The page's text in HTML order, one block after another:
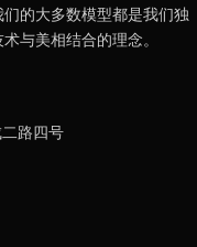
的大多数模型都是我们独
与美相结合的理念。
路四号